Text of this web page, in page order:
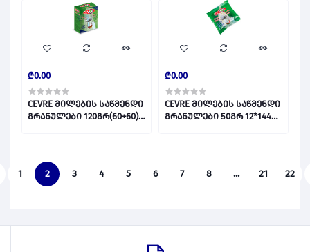
₾0.00
CEVRE მილების საწმენდი
გრანულები 120გრ(60+60)
₾0.00
CEVRE მილების საწმენდი
გრანულები 50გრ 12*144
1 2 3 4 5 6 7 8 ... 21 22